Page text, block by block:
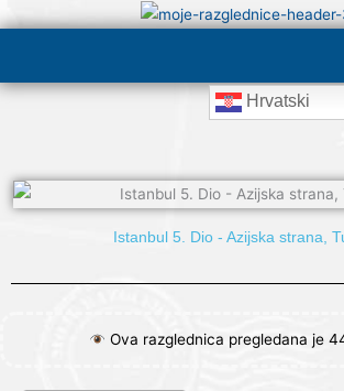
Hrvatski
Istanbul 5. Dio - Azijska strana,
Ova razglednica pregledana je